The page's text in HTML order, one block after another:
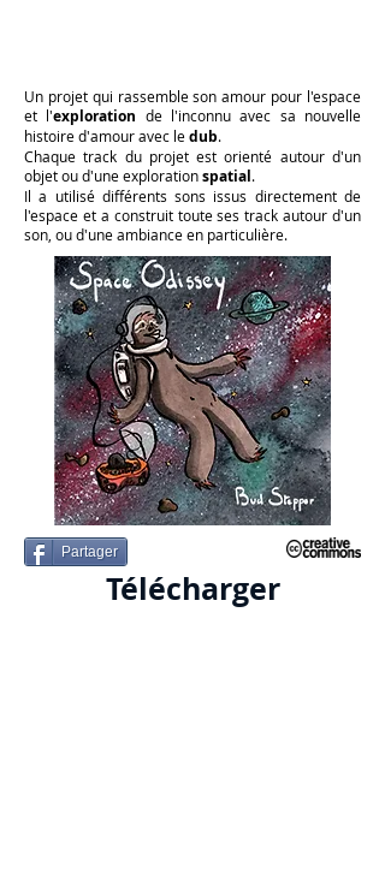
Un projet qui rassemble son amour pour l'espace
et l'exploration de l'inconnu avec sa nouvelle
histoire d'amour avec ledub.
Chaque track du projet est orienté autour d'un
objet ou d'une explorationspatial.
Il a utilisé différents sons issus directement de
l'espace et a construit toute ses track autour d'un
son, ou d'une ambiance en particulière.
Partager
Télécharger